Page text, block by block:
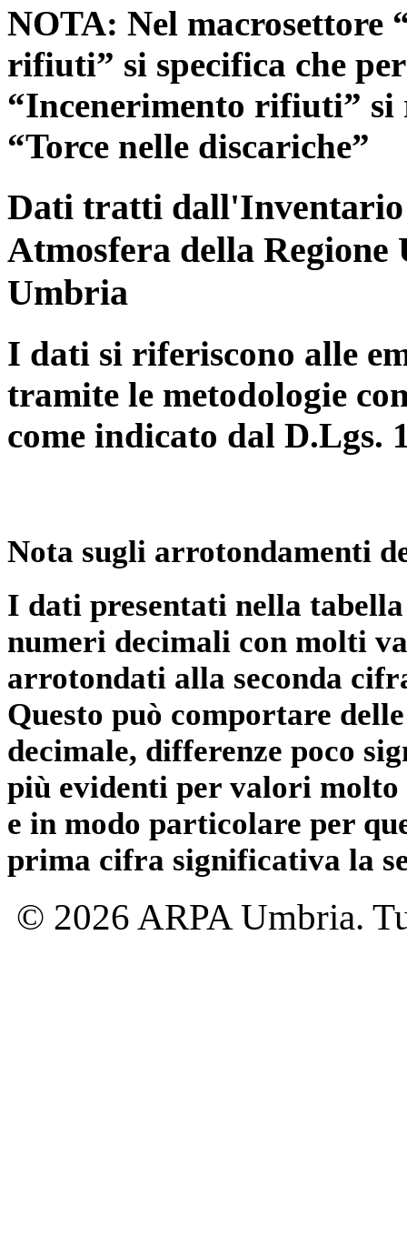
NOTA: Nel macrosettore
rifiuti” si specifica che
“Incenerimento rifiuti”
“Torce nelle discariche”
Dati tratti dall'Inventario
Atmosfera della
Umbria
I dati si riferiscono alle
tramite le metodologie
come indicato dal D.Lgs.
Nota sugli arrotondamenti
I dati presentati nella
numeri decimali con molti
arrotondati alla seconda
Questo può comportare
decimale, differenze poco
più evidenti per valori
e in modo particolare per
prima cifra significativa la
© 2026 ARPA Umbria.